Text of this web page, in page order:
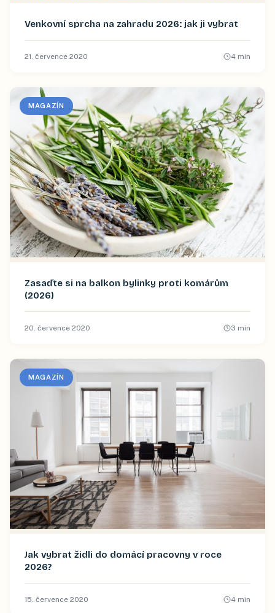
Venkovní sprcha na zahradu 2026: jak ji vybrat
21. července 2020 4 min
MAGAZÍN
Zasaďte si na balkon bylinky proti komárům
(2026)
20. července 2020 3 min
MAGAZÍN
Jak vybrat židli do domácí pracovny v roce
2026?
15. července 2020 4 min